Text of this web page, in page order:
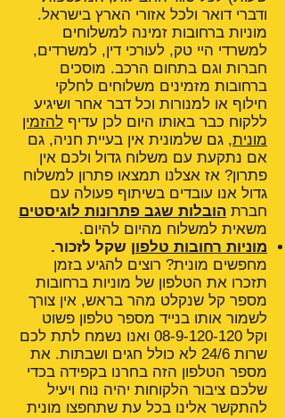
ודברי דואר ולכל אזורי הארץ בישראל.
מוניות ברחובות זמינה למשלוחים
למשרדי היי טק, לעורכי דין, למשרדים,
חברות וגם בתחום הרכב. מוסכים
ברחובות מזמינים משלוחים לחלקי
חילוף או למנורות וכל דבר אחר ושיגיע
ללקוח כבר באותו היום לכן עדיף להזמין
מונית, גם שלמונית אין בעיית חניה, גם
אם נתקעת עם משלוח גדול ולכם אין
פתרון? אז אצלנו תמצאו פתרון למשלוח
גדול אנו עובדים בשיתוף פעולה עם
חברת הובלות שגב פתרונות לוגיסטים
משאית למשלוח מהיום להיום.
מוניות רחובות טלפון שקל לזכור.
מחפשים מונית? רוצים להגיע בזמן
תזכרו את הטלפון של מוניות ברחובות
מספר קל שנקלט מהר בראש, אין צורך
לשמור אותו בנייד מספר טלפון פשוט
וקל 08-9-120-120 ואנו נשמח לתת לכם
שרות 24/6 לא כולל חגים ושבתות. את
מספר הטלפון הזה בחרנו בקפידה בכדי
שלכם ציבור הלקוחות יהיה נוח ויעיל
להתקשר אלינו בכל עת שתחפצו מונית